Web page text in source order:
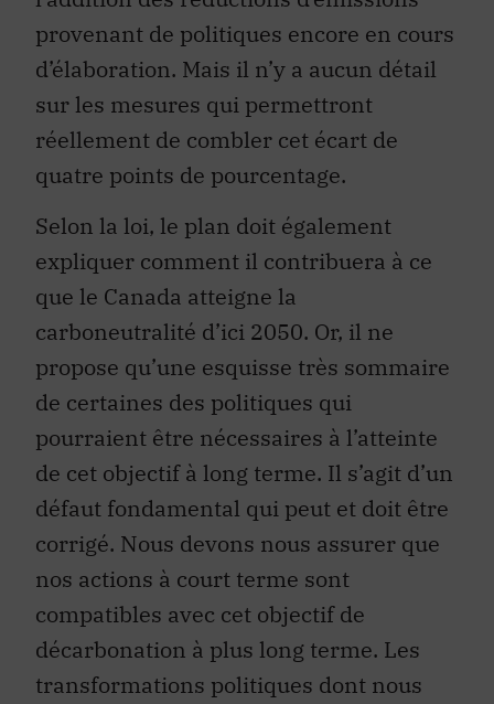
provenant de politiques encore en cours
d’élaboration. Mais il n’y a aucun détail
sur les mesures qui permettront
réellement de combler cet écart de
quatre points de pourcentage.
Selon la loi, le plan doit également
expliquer comment il contribuera à ce
que le Canada atteigne la
carboneutralité d’ici 2050. Or, il ne
propose qu’une esquisse très sommaire
de certaines des politiques qui
pourraient être nécessaires à l’atteinte
de cet objectif à long terme. Il s’agit d’un
défaut fondamental qui peut et doit être
corrigé. Nous devons nous assurer que
nos actions à court terme sont
compatibles avec cet objectif de
décarbonation à plus long terme. Les
transformations politiques dont nous